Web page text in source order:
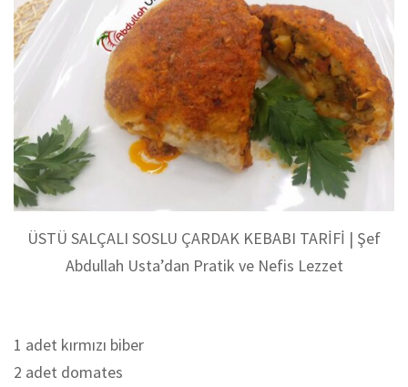
ÜSTÜ SALÇALI SOSLU ÇARDAK KEBABI TARİFİ | Şef
Abdullah Usta’dan Pratik ve Nefis Lezzet
1 adet kırmızı biber
2 adet domates